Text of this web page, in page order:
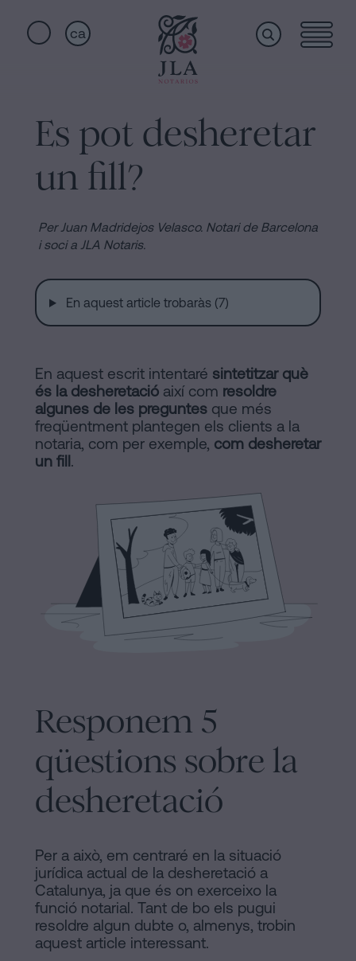
ca
Serveis
Qui
som
Instal·lacions
Notaria
en
línia
Blog
Contactar
Legal
Política
Manifest
Avis
Legal
Avis
ràpids
Jura
de
nacionalitat
Barcelona
Acceptar
una
a
Barcelona
Contracte
de
Compravenda
Barcelona
Hipoteques
Dissolució
Barcelona
Notaria
en
línia
societats
Tramitar
una
herència
Es pot desheretar
un fill?
Per Juan Madridejos Velasco. Notari de Barcelona
i soci a JLA Notaris.
En aquest article trobaràs (7)
En aquest escrit intentaré sintetitzar què
és la desheretació així com resoldre
algunes de les preguntes que més
freqüentment plantegen els clients a la
notaria, com per exemple, com desheretar
un fill .
Responem 5
qüestions sobre la
desheretació
Per a això, em centraré en la situació
jurídica actual de la desheretació a
Catalunya, ja que és on exerceixo la
funció notarial. Tant de bo els pugui
resoldre algun dubte o, almenys, trobin
aquest article interessant.